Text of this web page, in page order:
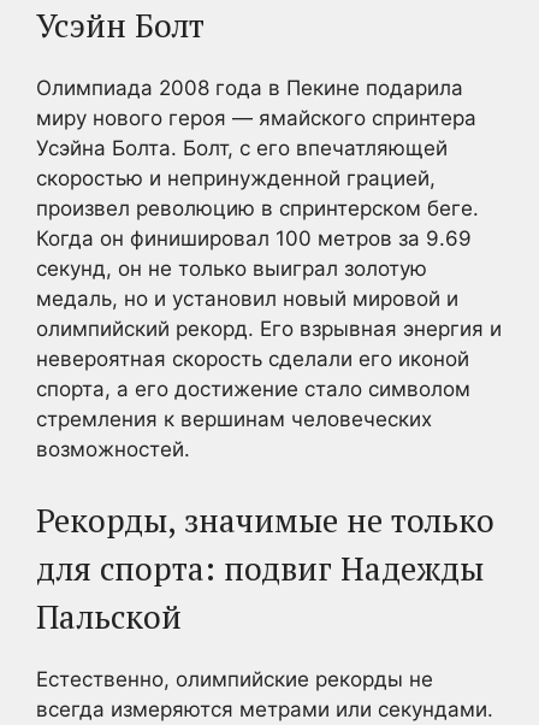
Усэйн Болт
Олимпиада 2008 года в Пекине подарила
миру нового героя — ямайского спринтера
Усэйна Болта. Болт, с его впечатляющей
скоростью и непринужденной грацией,
произвел революцию в спринтерском беге.
Когда он финишировал 100 метров за 9.69
секунд, он не только выиграл золотую
медаль, но и установил новый мировой и
олимпийский рекорд. Его взрывная энергия и
невероятная скорость сделали его иконой
спорта, а его достижение стало символом
стремления к вершинам человеческих
возможностей.
Рекорды, значимые не только
для спорта: подвиг Надежды
Пальской
Естественно, олимпийские рекорды не
всегда измеряются метрами или секундами.